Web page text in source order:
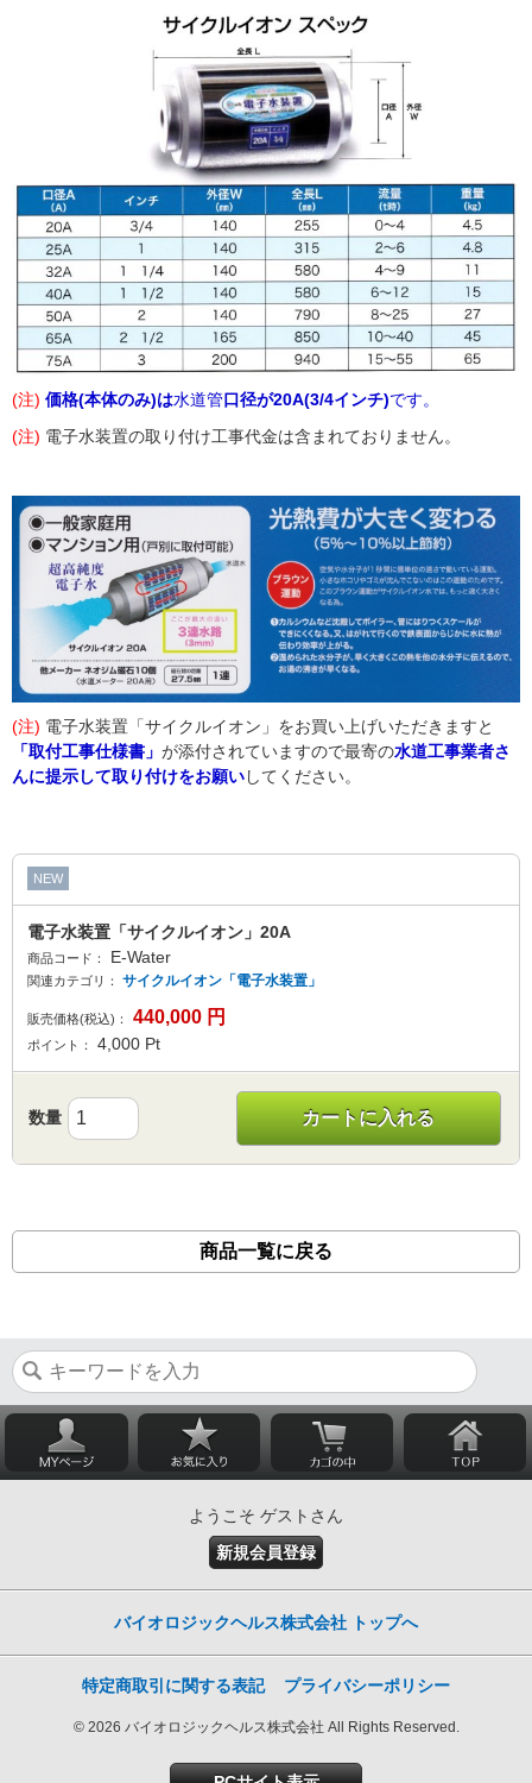
(注) 価格(本体のみ)は水道管口径が20A(3/4インチ)です。
(注) 電子水装置の取り付け工事代金は含まれておりません。
(注) 電子水装置「サイクルイオン」をお買い上げいただきますと
「取付工事仕様書」 が添付されていますので最寄の水道工事業者さ
んに提示して取り付けをお願いしてください。
NEW
電子水装置「サイクルイオン」20A
商品コード： E-Water
関連カテゴリ： サイクルイオン「電子水装置」
販売価格(税込)： 440,000 円
ポイント： 4,000 Pt
数量 カートに入れる
商品一覧に戻る
ようこそ ゲストさん
新規会員登録
バイオロジックヘルス株式会社 トップへ
特定商取引に関する表記 プライバシーポリシー
© 2026 バイオロジックヘルス株式会社 All Rights Reserved.